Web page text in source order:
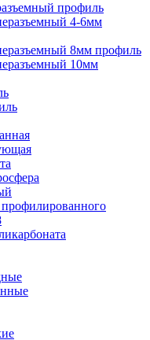
профиль
4-6мм
8мм профиль
10мм